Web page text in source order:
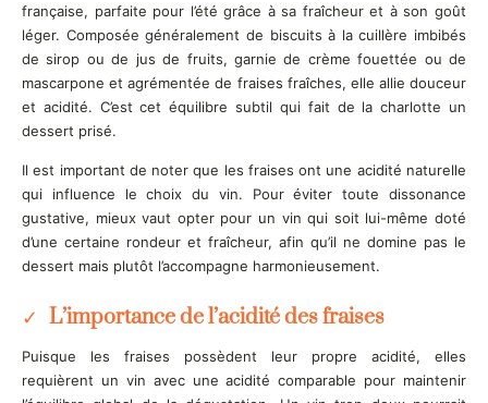
française, parfaite pour l’été grâce à sa fraîcheur et à son goût
léger. Composée généralement de biscuits à la cuillère imbibés
de sirop ou de jus de fruits, garnie de crème fouettée ou de
mascarpone et agrémentée de fraises fraîches, elle allie douceur
et acidité. C’est cet équilibre subtil qui fait de la charlotte un
dessert prisé.
Il est important de noter que les fraises ont une acidité naturelle
qui influence le choix du vin. Pour éviter toute dissonance
gustative, mieux vaut opter pour un vin qui soit lui-même doté
d’une certaine rondeur et fraîcheur, afin qu’il ne domine pas le
dessert mais plutôt l’accompagne harmonieusement.
L’importance de l’acidité des fraises
Puisque les fraises possèdent leur propre acidité, elles
requièrent un vin avec une acidité comparable pour maintenir